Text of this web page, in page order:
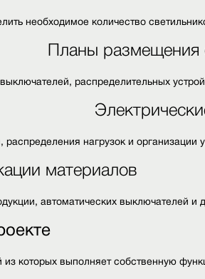
необходимое количество
Планы размещения
распределительных
нагрузок и организации
материалов
автоматических выключателей и
которых выполняет собственную